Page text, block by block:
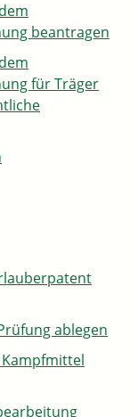
beantragen
für Träger
ablegen